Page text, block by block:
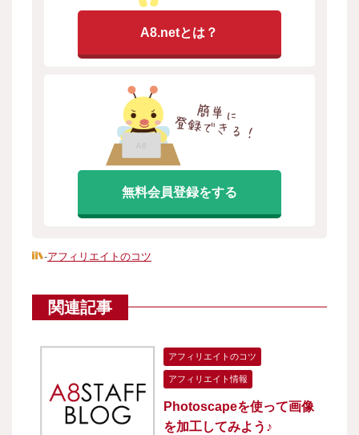
A8.netとは？
無料会員登録をする
-アフィリエイトのコツ
関連記事
アフィリエイトのコツ
アフィリエイト情報
Photoscapeを使って画像
を加工してみよう♪